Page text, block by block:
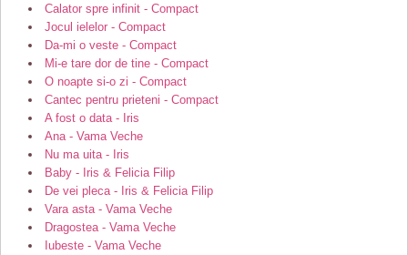
Calator spre infinit - Compact
Jocul ielelor - Compact
Da-mi o veste - Compact
Mi-e tare dor de tine - Compact
O noapte si-o zi - Compact
Cantec pentru prieteni - Compact
A fost o data - Iris
Ana - Vama Veche
Nu ma uita - Iris
Baby - Iris & Felicia Filip
De vei pleca - Iris & Felicia Filip
Vara asta - Vama Veche
Dragostea - Vama Veche
Iubeste - Vama Veche